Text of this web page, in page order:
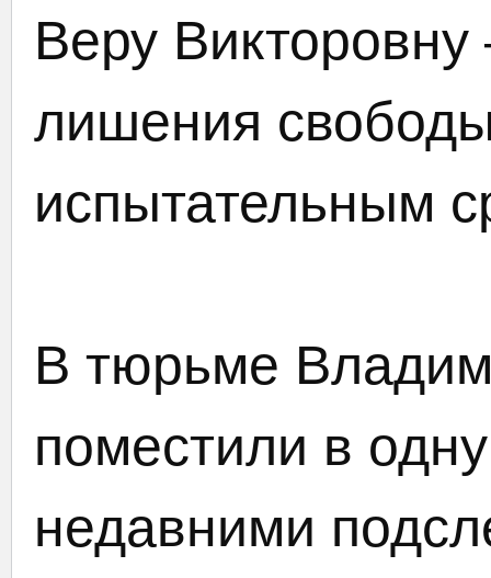
Веру
лишения
испытательным
В тюрьме
поместили в
недавними